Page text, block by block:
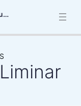
Mandado de Segurança
DO MS
MS